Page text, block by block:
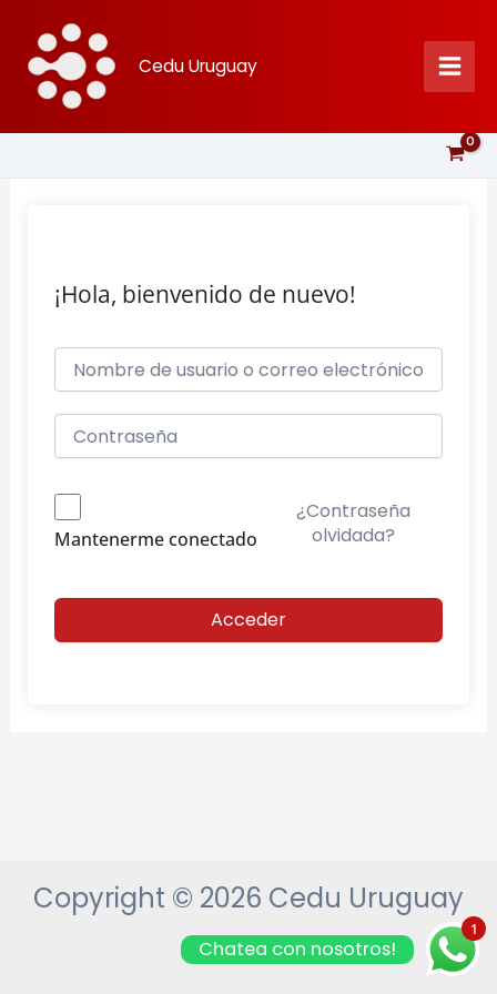
contenido
Cedu Uruguay
¡Hola, bienvenido de nuevo!
Mantenerme conectado
¿Contraseña
olvidada?
Acceder
Copyright © 2026 Cedu Uruguay
1
Chatea con nosotros!